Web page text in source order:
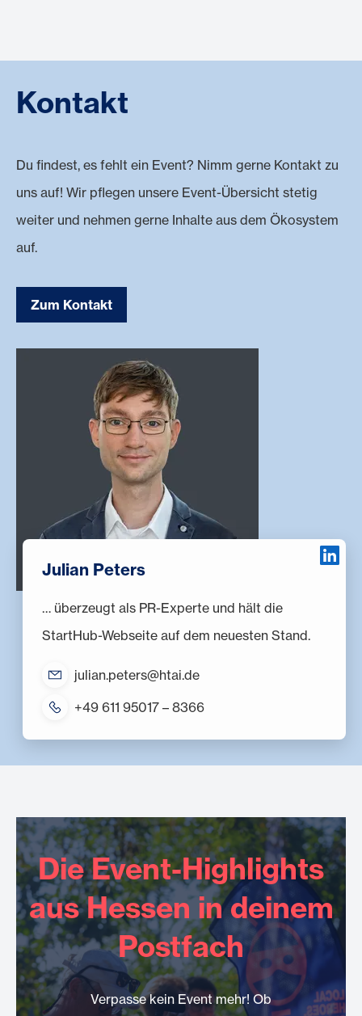
Kontakt
Du findest, es fehlt ein Event? Nimm gerne Kontakt zu
uns auf! Wir pflegen unsere Event-Übersicht stetig
weiter und nehmen gerne Inhalte aus dem Ökosystem
auf.
Zum Kontakt
Julian Peters
… überzeugt als PR-Experte und hält die
StartHub-Webseite auf dem neuesten Stand.
julian.peters@htai.de
+49 611 95017 – 8366
Die Event-Highlights
aus Hessen in deinem
Postfach
Verpasse kein Event mehr! Ob